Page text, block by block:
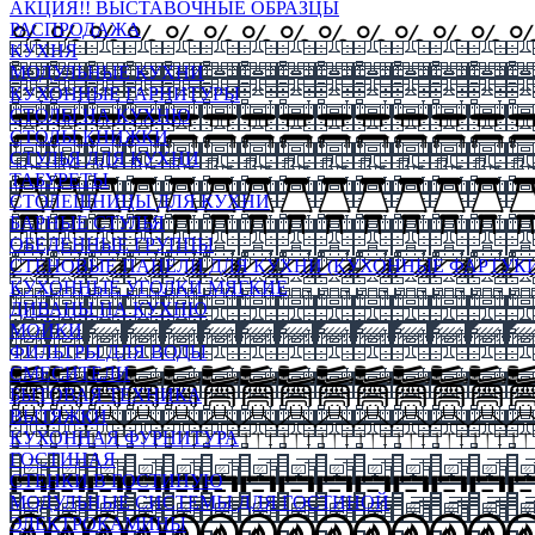
АКЦИЯ!! ВЫСТАВОЧНЫЕ ОБРАЗЦЫ
РАСПРОДАЖА
КУХНЯ
МОДУЛЬНЫЕ КУХНИ
КУХОННЫЕ ГАРНИТУРЫ
СТОЛЫ НА КУХНЮ
СТОЛЫ КНИЖКИ
СТУЛЬЯ ДЛЯ КУХНИ
ТАБУРЕТЫ
СТОЛЕШНИЦЫ ДЛЯ КУХНИ
БАРНЫЕ СТУЛЬЯ
ОБЕДЕННЫЕ ГРУППЫ
СТЕНОВЫЕ ПАНЕЛИ ДЛЯ КУХНИ (КУХОННЫЕ
КУХОННЫЕ УГОЛКИ МЯГКИЕ
ДИВАНЫ НА КУХНЮ
МОЙКИ
ФИЛЬТРЫ ДЛЯ ВОДЫ
СМЕСИТЕЛИ
БЫТОВАЯ ТЕХНИКА
ВЫТЯЖКИ
КУХОННАЯ ФУРНИТУРА
ГОСТИНАЯ
СТЕНКИ В ГОСТИНУЮ
МОДУЛЬНЫЕ СИСТЕМЫ ДЛЯ ГОСТИНОЙ
ЭЛЕКТРОКАМИНЫ